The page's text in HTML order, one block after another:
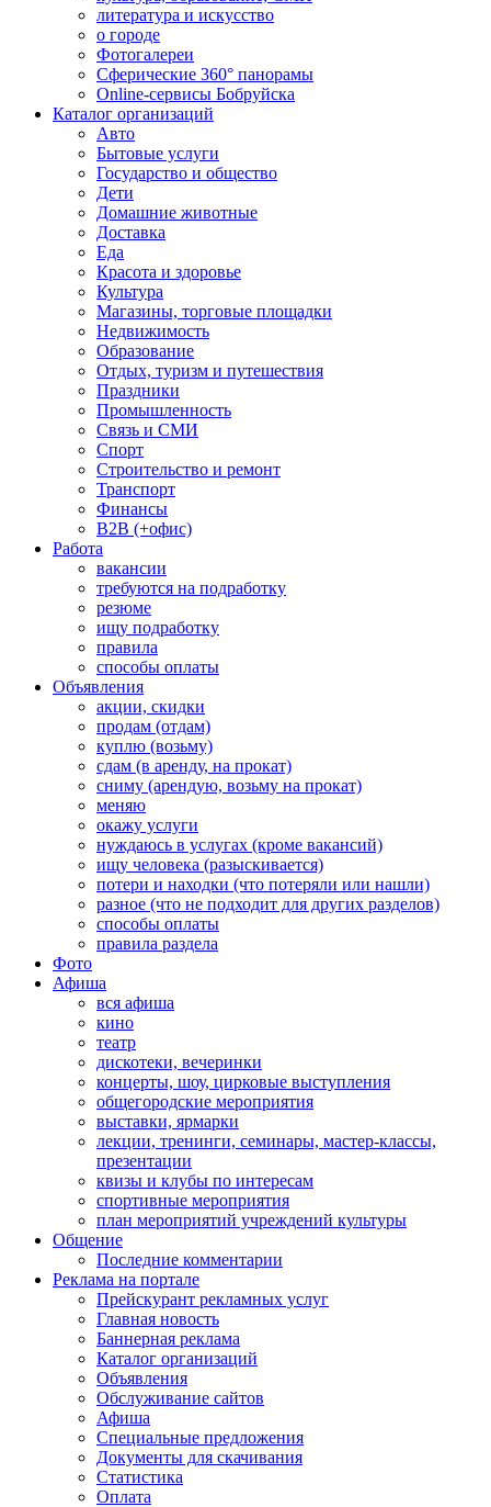
литература и искусство
о городе
Фотогалереи
Сферические 360° панорамы
Online-сервисы Бобруйска
Каталог организаций
Авто
Бытовые услуги
Государство и общество
Дети
Домашние животные
Доставка
Еда
Красота и здоровье
Культура
Магазины, торговые площадки
Недвижимость
Образование
Отдых, туризм и путешествия
Праздники
Промышленность
Связь и СМИ
Спорт
Строительство и ремонт
Транспорт
Финансы
B2B (+офис)
Работа
вакансии
требуются на подработку
резюме
ищу подработку
правила
способы оплаты
Объявления
акции, скидки
продам (отдам)
куплю (возьму)
сдам (в аренду, на прокат)
сниму (арендую, возьму на прокат)
меняю
окажу услуги
нуждаюсь в услугах (кроме вакансий)
ищу человека (разыскивается)
потери и находки (что потеряли или нашли)
разное (что не подходит для других разделов)
способы оплаты
правила раздела
Фото
Афиша
вся афиша
кино
театр
дискотеки, вечеринки
концерты, шоу, цирковые выступления
общегородские мероприятия
выставки, ярмарки
лекции, тренинги, семинары, мастер-классы,
презентации
квизы и клубы по интересам
спортивные мероприятия
план мероприятий учреждений культуры
Общение
Последние комментарии
Реклама на портале
Прейскурант рекламных услуг
Главная новость
Баннерная реклама
Каталог организаций
Объявления
Обслуживание сайтов
Афиша
Специальные предложения
Документы для скачивания
Статистика
Оплата